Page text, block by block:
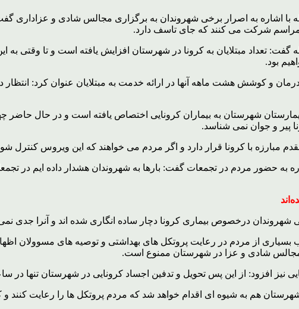
مراسم شرکت می کنند که جای تاسف دارد.
بود.
و کوشش هشت ماهه آنها در ارائه خدمت به مبتلایان عنوان کرد:
درصد تخت های بیمارستان شهرستان به بیماران کرونایی اختصاص یافته است و در
مبارزه با کرونا قرار دارد و اگر مردم می خواهند که این ویروس کنترل
به حضور مردم در تجمعات گفت: بارها به شهروندان هشدار داده ایم در
درخصوص بیماری کرونا دچار ساده انگاری شده اند و آنرا جدی
بسیاری از مردم در رعایت پروتکل های بهداشتی و توصیه های
مجالس شادی و عزا در شهرستان ممنوع است.
نیز افزود: از این پس تحویل و تدفین اجساد کرونایی در شهرستان تنها
هم به شیوه ای اقدام خواهد شد که مردم پروتکل ها را رعایت کنند و